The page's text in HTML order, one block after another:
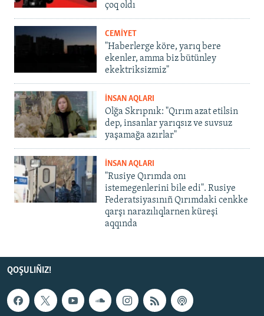
çoq oldı
CEMİYET
"Haberlerge köre, yarıq bere
ekenler, amma biz bütünley
ekektriksizmiz"
İNSAN AQLARI
Olğa Skrıpnık: "Qırım azat etilsin
dep, insanlar yarıqsız ve suvsuz
yaşamağa azırlar"
İNSAN AQLARI
"Rusiye Qırımda onı
istemegenlerini bile edi". Rusiye
Federatsiyasınıñ Qırımdaki cenkke
qarşı narazılıqlarnen küreşi
aqqında
QOŞULIÑIZ!